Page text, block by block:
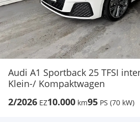
Audi A1 Sportback 25 TFSI
Klein-/ Kompaktwagen
2/2026 EZ10.000 km95 PS (70 kW)